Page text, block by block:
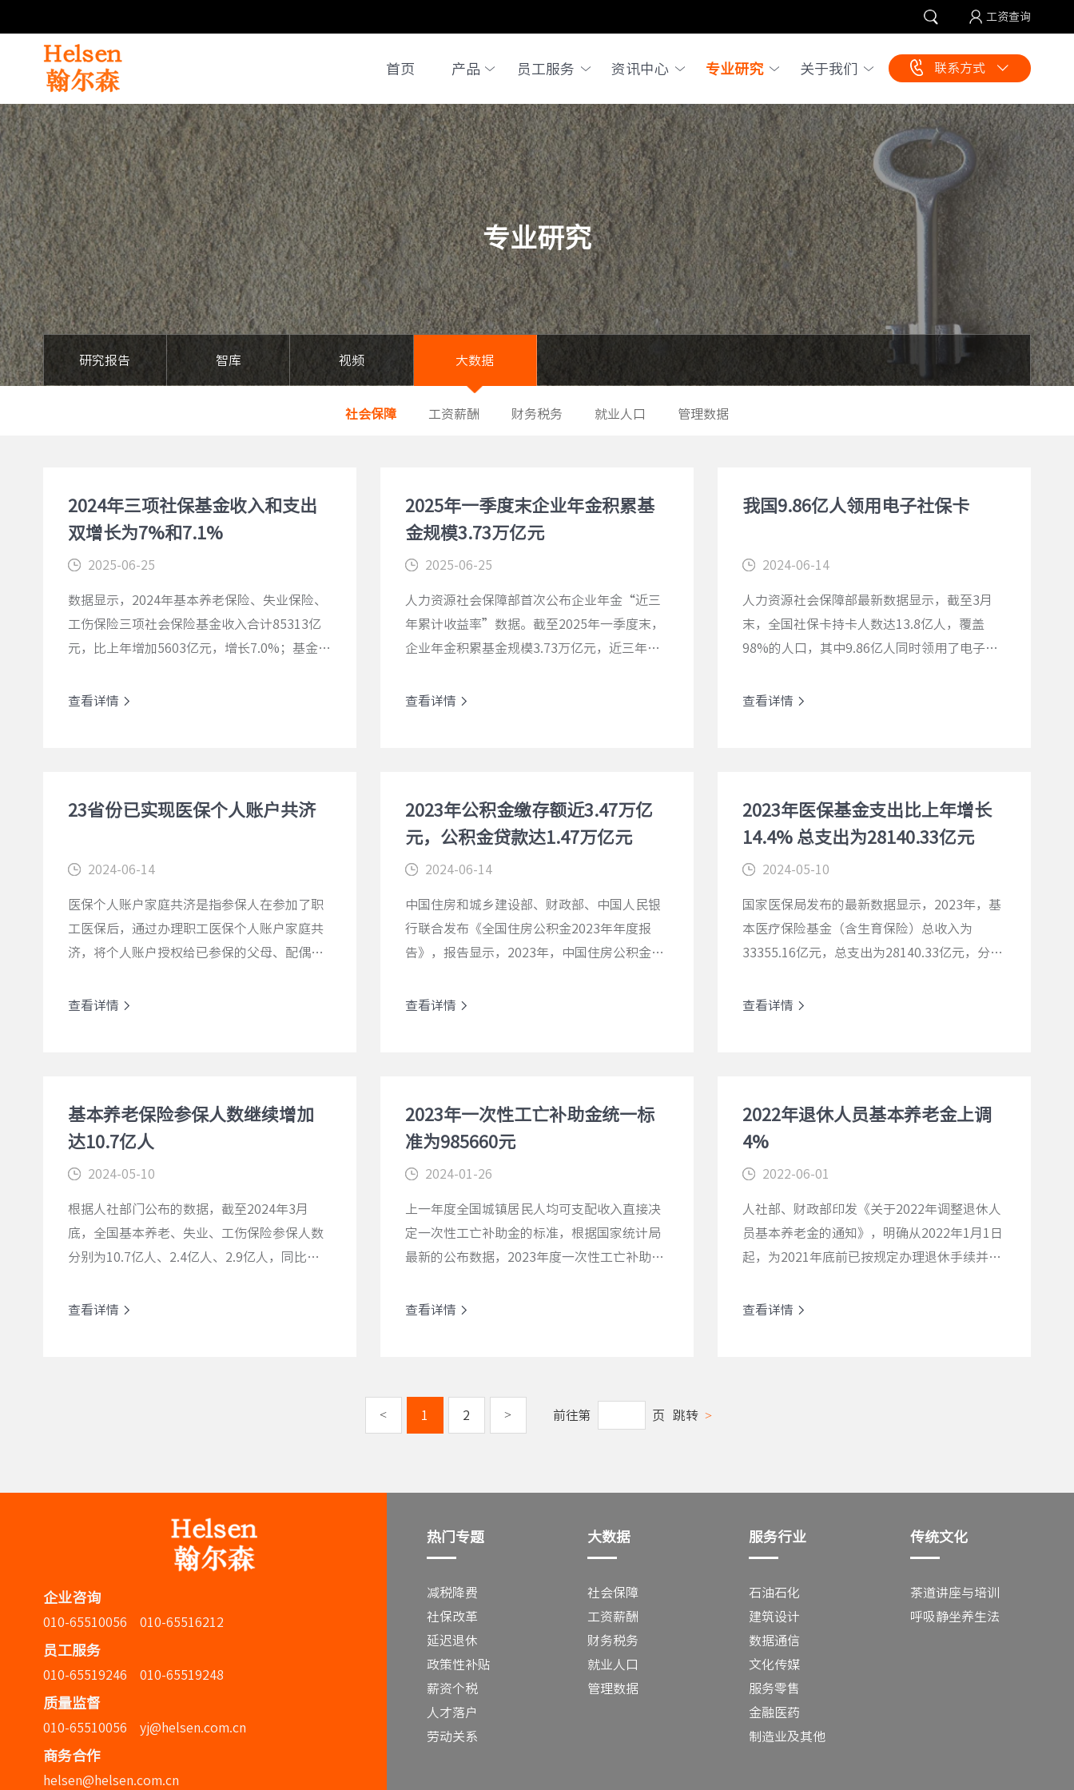
工资查询
首页 产品 员工服务 资讯中心 专业研究 关于我们 联系方式
企业咨询：
010-65510056
010-65516212
员工服务：
010-65519246
010-65519248
专业研究
研究报告 智库 视频 大数据
社会保障 工资薪酬 财务税务 就业人口 管理数据
2024年三项社保基金收入和支出
双增长为7%和7.1%
2025-06-25
数据显示，2024年基本养老保险、失业保险、
工伤保险三项社会保险基金收入合计85313亿
元，比上年增加5603亿元，增长7.0%；基金支
长7.1%。
查看详情
2025年一季度末企业年金积累基
金规模3.73万亿元
2025-06-25
人力资源社会保障部首次公布企业年金“近三
年累计收益率”数据。截至2025年一季度末，
企业年金积累基金规模3.73万亿元，近三年累
查看详情
我国9.86亿人领用电子社保卡
2024-06-14
人力资源社会保障部最新数据显示，截至3月
末，全国社保卡持卡人数达13.8亿人，覆盖
98%的人口，其中9.86亿人同时领用了电子社
查看详情
23省份已实现医保个人账户共济
2024-06-14
医保个人账户家庭共济是指参保人在参加了职
工医保后，通过办理职工医保个人账户家庭共
济，将个人账户授权给已参保的父母、配偶和
人自付部分等。
查看详情
2023年公积金缴存额近3.47万亿
元，公积金贷款达1.47万亿元
2024-06-14
中国住房和城乡建设部、财政部、中国人民银
行联合发布《全国住房公积金2023年年度报
告》，报告显示，2023年，中国住房公积金缴
查看详情
2023年医保基金支出比上年增长
14.4% 总支出为28140.33亿元
2024-05-10
国家医保局发布的最新数据显示，2023年，基
本医疗保险基金（含生育保险）总收入为
33355.16亿元，总支出为28140.33亿元，分别
查看详情
基本养老保险参保人数继续增加
达10.7亿人
2024-05-10
​根据人社部门公布的数据，截至2024年3月
底，全国基本养老、失业、工伤保险参保人数
分别为10.7亿人、2.4亿人、2.9亿人，同比增
查看详情
2023年一次性工亡补助金统一标
准为985660元
2024-01-26
上一年度全国城镇居民人均可支配收入直接决
定一次性工亡补助金的标准，根据国家统计局
最新的公布数据，2023年度一次性工亡补助金
查看详情
2022年退休人员基本养老金上调
4%
2022-06-01
人社部、财政部印发《关于2022年调整退休人
员基本养老金的通知》，明确从2022年1月1日
起，为2021年底前已按规定办理退休手续并按
人员提高基本养老金水平，总体调整水平为
查看详情
< 1 2 > 前往第 页 跳转 >
企业咨询
010-65510056 010-65516212
员工服务
010-65519246 010-65519248
质量监督
010-65510056 yj@helsen.com.cn
商务合作
helsen@helsen.com.cn
热门专题
减税降费
社保改革
延迟退休
政策性补贴
薪资个税
人才落户
劳动关系
大数据
社会保障
工资薪酬
财务税务
就业人口
管理数据
服务行业
石油石化
建筑设计
数据通信
文化传媒
服务零售
金融医药
制造业及其他
传统文化
茶道讲座与培训
呼吸静坐养生法